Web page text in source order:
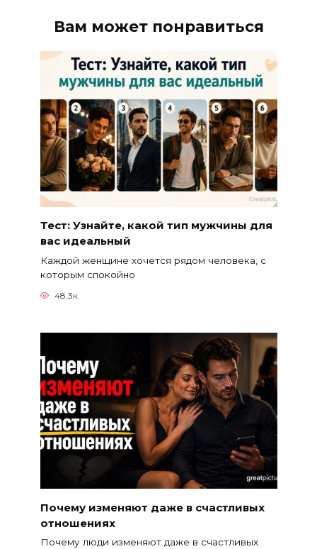
Вам может понравиться
Тест: Узнайте, какой тип мужчины для
вас идеальный
Каждой женщине хочется рядом человека, с
которым спокойно
48.3к.
Почему изменяют даже в счастливых
отношениях
Почему люди изменяют даже в счастливых